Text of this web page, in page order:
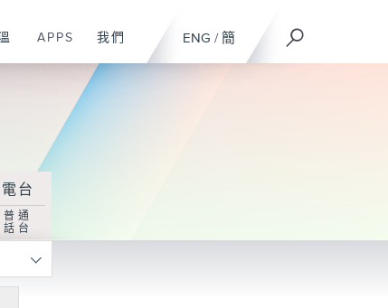
ENG / 簡
APPS 我們
電台
普通
話台